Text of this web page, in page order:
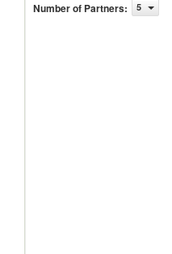
Number of Partners: 5